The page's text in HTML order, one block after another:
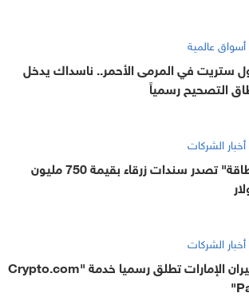
أسواق عالمية
ستريت في المرمى الأحمر.. ناسداك يدخل
التصحيح رسمياً
أخبار الشركات
"طاقة" تصدر سندات زرقاء بقيمة 750 مليون
أخبار الشركات
طيران الإمارات تطلق رسميا خدمة "Crypto.com